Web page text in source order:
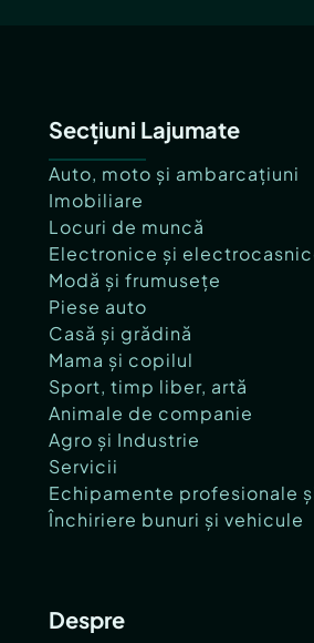
Secțiuni Lajumate
Auto, moto și ambarcațiuni
Imobiliare
Locuri de muncă
Electronice și
Modă și frumusețe
Piese auto
Casă și grădină
Mama și copilul
Sport, timp liber, artă
Animale de companie
Agro și Industrie
Servicii
Echipamente profesionale
Închiriere bunuri și vehicule
Despre